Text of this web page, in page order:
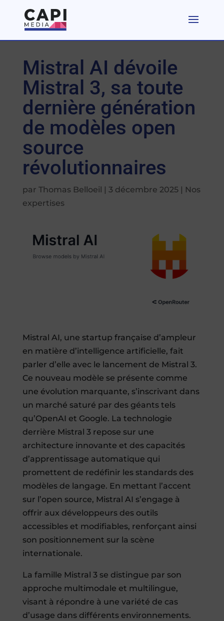
Mistral AI dévoile
Mistral 3, sa toute
dernière génération
de modèles open
source
révolutionnaires
par Thomas Belloeil | 3 décembre 2025| Nos
expertises
Mistral AI, une startup française d’ampleur
en matière d’intelligence artificielle, fait
parler d’elle avec le lancement de Mistral 3.
Ce nouveau modèle se présente comme
une évolution marquante, s’inscrivant dans
un marché saturé par des géants tels
qu’OpenAI et Google. La technologie
derrière Mistral 3 repose sur une
architecture innovante et des capacités
d’apprentissage automatique qui
promettent de redéfinir les standards des
modèles de langage. En mettant l’accent
sur l’open source, Mistral AI s’engage à
offrir aux développeurs des outils
accessibles et modifiables, renforçant ainsi
son positionnement sur la scène
internationale.
La famille Mistral 3 se distingue par son
approche multimodale et multilingue,
visant à répondre à une variété de cas
d’usage dans différents environnements.